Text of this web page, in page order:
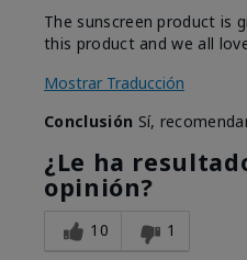
The sunscreen product is
this product and we all
Mostrar Traducción
Conclusión Sí,
¿Le ha
opinión?
10 1